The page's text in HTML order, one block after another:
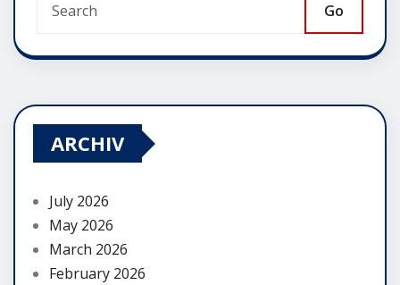
Go
ARCHIV
July 2026
May 2026
March 2026
February 2026